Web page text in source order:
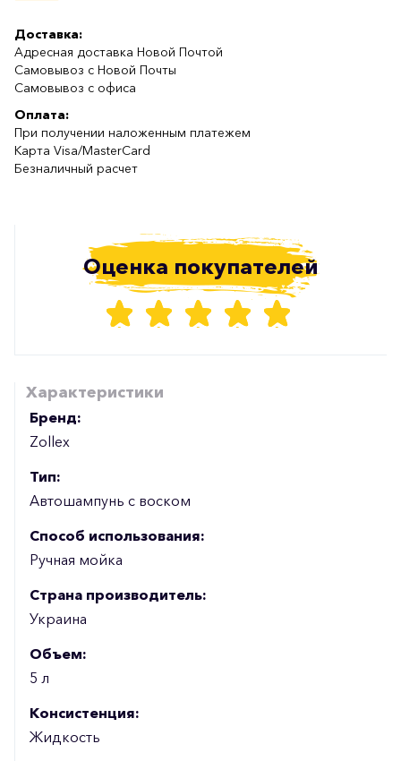
Доставка:
Адресная доставка Новой Почтой
Самовывоз с Новой Почты
Самовывоз с офиса
Оплата:
При получении наложенным платежем
Карта Visa/MasterCard
Безналичный расчет
Оценка покупателей
Характеристики
Бренд:
Zollex
Тип:
Автошампунь с воском
Способ использования:
Ручная мойка
Страна производитель:
Украина
Объем:
5 л
Консистенция:
Жидкость